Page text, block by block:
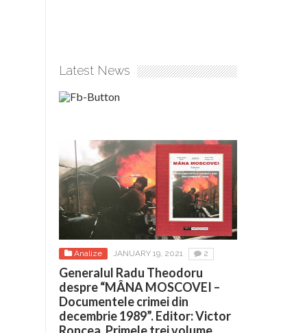
Latest News
Analize JANUARY 19, 2021 2
Generalul Radu Theodoru
despre “MÂNA MOSCOVEI –
Documentele crimei din
decembrie 1989”. Editor: Victor